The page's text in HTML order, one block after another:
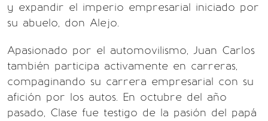
y expandir el imperio empresarial iniciado por
su abuelo, don Alejo.
Apasionado por el automovilismo, Juan Carlos
también participa activamente en carreras,
compaginando su carrera empresarial con su
afición por los autos. En octubre del año
pasado, Clase fue testigo de la pasión del papá